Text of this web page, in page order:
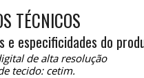
TÉCNICOS
e especificidades do
de alta resolução
tecido: cetim.